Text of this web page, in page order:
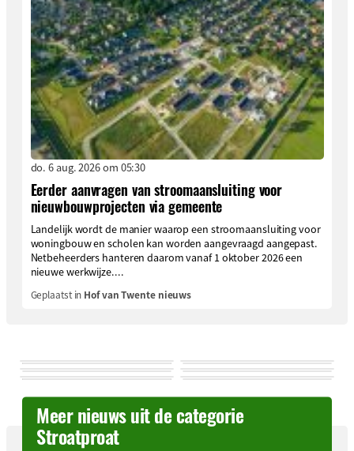
do. 6 aug. 2026 om 05:30
Eerder aanvragen van stroomaansluiting voor
nieuwbouwprojecten via gemeente
Landelijk wordt de manier waarop een stroomaansluiting voor
woningbouw en scholen kan worden aangevraagd aangepast.
Netbeheerders hanteren daarom vanaf 1 oktober 2026 een
nieuwe werkwijze....
Geplaatst in Hof van Twente nieuws
Meer nieuws uit de categorie
Stroatproat